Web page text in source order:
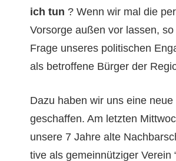
ich tun ? Wenn wir mal die
Vor­sorge außen vor lassen,
Frage unseres poli­tis­chen
als betrof­fene Bürg­er der
Dazu haben wir uns eine neue
geschaf­fen. Am let­zten
unsere 7 Jahre alte
tive als gemein­nütziger Vere­in